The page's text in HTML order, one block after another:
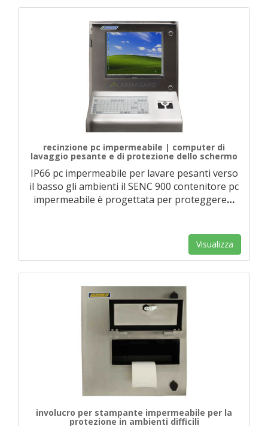
recinzione pc impermeabile | computer di
lavaggio pesante e di protezione dello schermo
IP66 pc impermeabile per lavare pesanti verso
il basso gli ambienti il SENC 900 contenitore pc
impermeabile è progettata per proteggere…
Visualizza
involucro per stampante impermeabile per la
protezione in ambienti difficili